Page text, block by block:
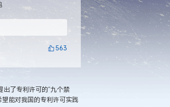
563
了专利许可的“九个禁
能对我国的专利许可实践